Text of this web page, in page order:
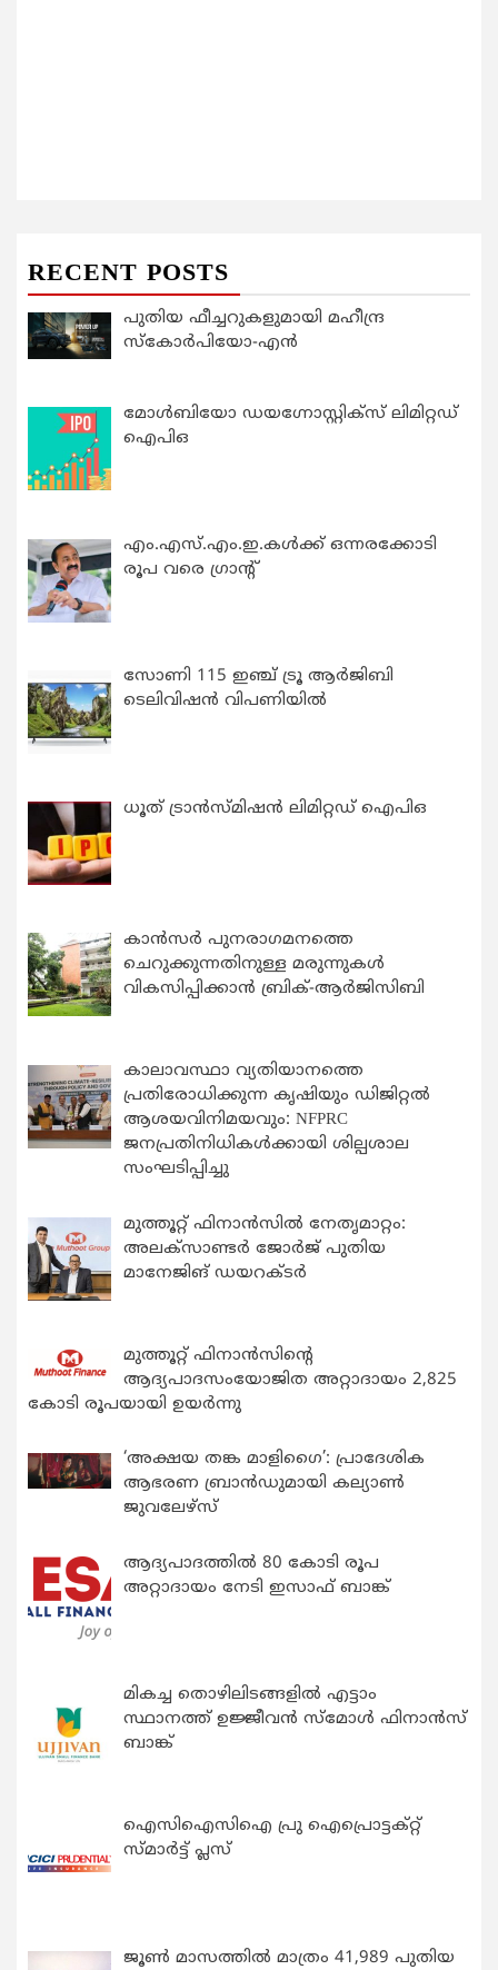
RECENT POSTS
പുതിയ ഫീച്ചറുകളുമായി മഹീന്ദ്ര
സ്കോർപിയോ-എൻ
മോൾബിയോ ഡയഗ്നോസ്റ്റിക്സ് ലിമിറ്റഡ്
ഐപിഒ
എം.എസ്.എം.ഇ.കൾക്ക് ഒന്നരക്കോടി
രൂപ വരെ ഗ്രാന്റ്
സോണി 115 ഇഞ്ച് ട്രൂ ആർജിബി
ടെലിവിഷൻ വിപണിയിൽ
ധൂത് ട്രാൻസ്മിഷൻ ലിമിറ്റഡ് ഐപിഒ
കാന്‍സര്‍ പുനരാഗമനത്തെ
ചെറുക്കുന്നതിനുള്ള മരുന്നുകള്‍
വികസിപ്പിക്കാന്‍ ബ്രിക്-ആര്‍ജിസിബി
കാലാവസ്ഥാ വ്യതിയാനത്തെ
പ്രതിരോധിക്കുന്ന കൃഷിയും ഡിജിറ്റൽ
ആശയവിനിമയവും: NFPRC
ജനപ്രതിനിധികൾക്കായി ശില്പശാല
സംഘടിപ്പിച്ചു
മുത്തൂറ്റ് ഫിനാൻസിൽ നേതൃമാറ്റം:
അലക്സാണ്ടർ ജോർജ് പുതിയ
മാനേജിങ് ഡയറക്ടർ
മുത്തൂറ്റ് ഫിനാൻസിന്റെ
ആദ്യപാദസംയോജിത അറ്റാദായം 2,825
കോടി രൂപയായി ഉയർന്നു
‘അക്ഷയ തങ്ക മാളിഗൈ’: പ്രാദേശിക
ആഭരണ ബ്രാന്‍ഡുമായി കല്യാണ്‍
ജുവലേഴ്‌സ്
ആദ്യപാദത്തിൽ 80 കോടി രൂപ
അറ്റാദായം നേടി ഇസാഫ് ബാങ്ക്
മികച്ച തൊഴിലിടങ്ങളിൽ എട്ടാം
സ്ഥാനത്ത് ഉജ്ജീവൻ സ്മോൾ ഫിനാൻസ്
ബാങ്ക്
ഐസിഐസിഐ പ്രു ഐപ്രൊട്ടക്റ്റ്
സ്മാർട്ട് പ്ലസ്
ജൂൺ മാസത്തിൽ മാത്രം 41,989 പുതിയ